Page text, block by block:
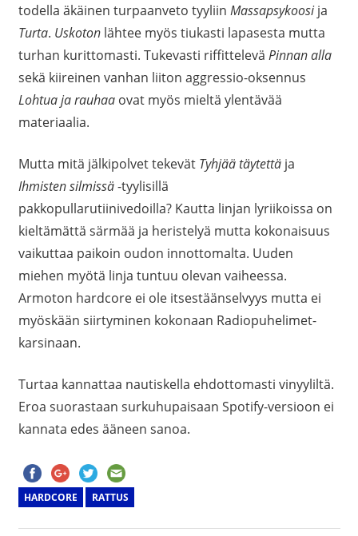
todella äkäinen turpaanveto tyyliin Massapsykoosija
Turta. Uskotonlähtee myös tiukasti lapasesta mutta
turhan kurittomasti. Tukevasti riffittelevä Pinnan alla
sekä kiireinen vanhan liiton aggressio-oksennus
Lohtua ja rauhaaovat myös mieltä ylentävää
materiaalia.
Mutta mitä jälkipolvet tekevät Tyhjää täytettäja
Ihmisten silmissä-tyylisillä
pakkopullarutiinivedoilla? Kautta linjan lyriikoissa on
kieltämättä särmää ja heristelyä mutta kokonaisuus
vaikuttaa paikoin oudon innottomalta. Uuden
miehen myötä linja tuntuu olevan vaiheessa.
Armoton hardcore ei ole itsestäänselvyys mutta ei
myöskään siirtyminen kokonaan Radiopuhelimet-
karsinaan.
Turtaa kannattaa nautiskella ehdottomasti vinyyliltä.
Eroa suorastaan surkuhupaisaan Spotify-versioon ei
kannata edes ääneen sanoa.
HARDCORE RATTUS